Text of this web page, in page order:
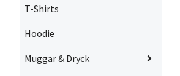
T-Shirts
Hoodie
Muggar & Dryck